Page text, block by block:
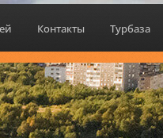
Контакты Турбаза